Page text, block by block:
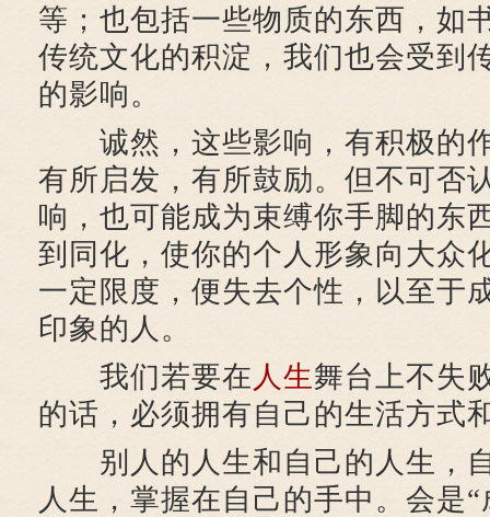
等；也包括一些物质的东西，如
传统文化的积淀，我们也会受到
的影响。
诚然，这些影响，有积极的
有所启发，有所鼓励。但不可否
响，也可能成为束缚你手脚的东
到同化，使你的个人形象向大众
一定限度，便失去个性，以至于
印象的人。
我们若要在 人生舞台上不失
的话，必须拥有自己的生活方式
别人的人生和自己的人生，
人生，掌握在自己的手中。会是